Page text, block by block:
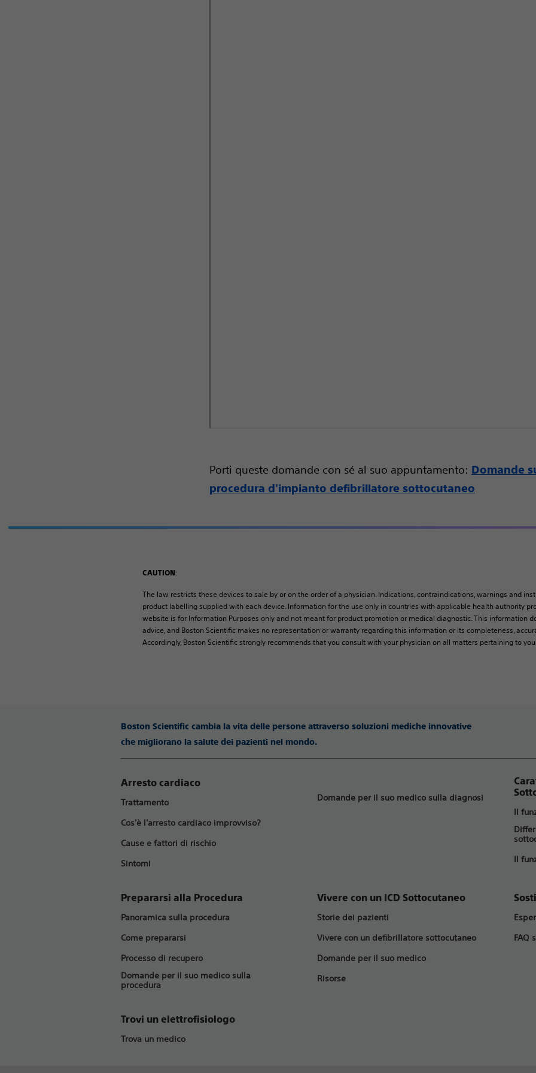
Porti queste domande con sé al suo appuntamento: Domande
procedura d'impianto defibrillatore sottocutaneo
CAUTION :
The law restricts these devices to sale by or on the order of a physician. Indications, contraindications, warnings and
product labelling supplied with each device. Information for the use only in countries with applicable health authority
website is for Information Purposes only and not meant for product promotion or medical diagnostic. This information
advice, and Boston Scientific makes no representation or warranty regarding this information or its completeness,
Accordingly, Boston Scientific strongly recommends that you consult with your physician on all matters pertaining to
Boston Scientific cambia la vita delle persone attraverso soluzioni mediche innovative
che migliorano la salute dei pazienti nel mondo.
Arresto cardiaco
Trattamento
Cos'è l'arresto cardiaco improvviso?
Cause e fattori di rischio
Sintomi
Domande per il suo medico sulla diagnosi
Il
Il
Prepararsi alla Procedura
Panoramica sulla procedura
Come prepararsi
Processo di recupero
Domande per il suo medico sulla
procedura
Vivere con un ICD Sottocutaneo
Storie dei pazienti
Vivere con un defibrillatore sottocutaneo
Domande per il suo medico
Risorse
FAQ
Trovi un elettrofisiologo
Trova un medico